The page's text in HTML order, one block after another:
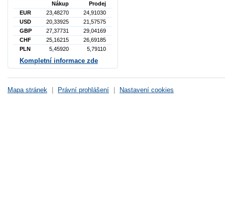
Nákup
Prodej
EUR
23,48270
24,91030
USD
20,33925
21,57575
GBP
27,37731
29,04169
CHF
25,16215
26,69185
PLN
5,45920 5,79110
Kompletní informace zde
Mapa stránek Právní prohlášení Nastavení cookies